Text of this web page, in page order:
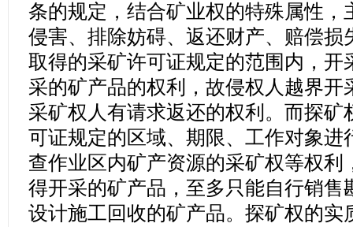
条的规定，结合矿业权的特殊属性，
侵害、排除妨碍、返还财产、赔偿损
取得的采矿许可证规定的范围内，开
采的矿产品的权利，故侵权人越界开
采矿权人有请求返还的权利。而探矿
可证规定的区域、期限、工作对象进
查作业区内矿产资源的采矿权等权利
得开采的矿产品，至多只能自行销售
设计施工回收的矿产品。探矿权的实